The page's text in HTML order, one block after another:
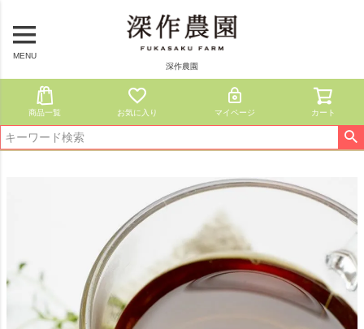
MENU
深作農園
商品一覧 お気に入り マイページ カート